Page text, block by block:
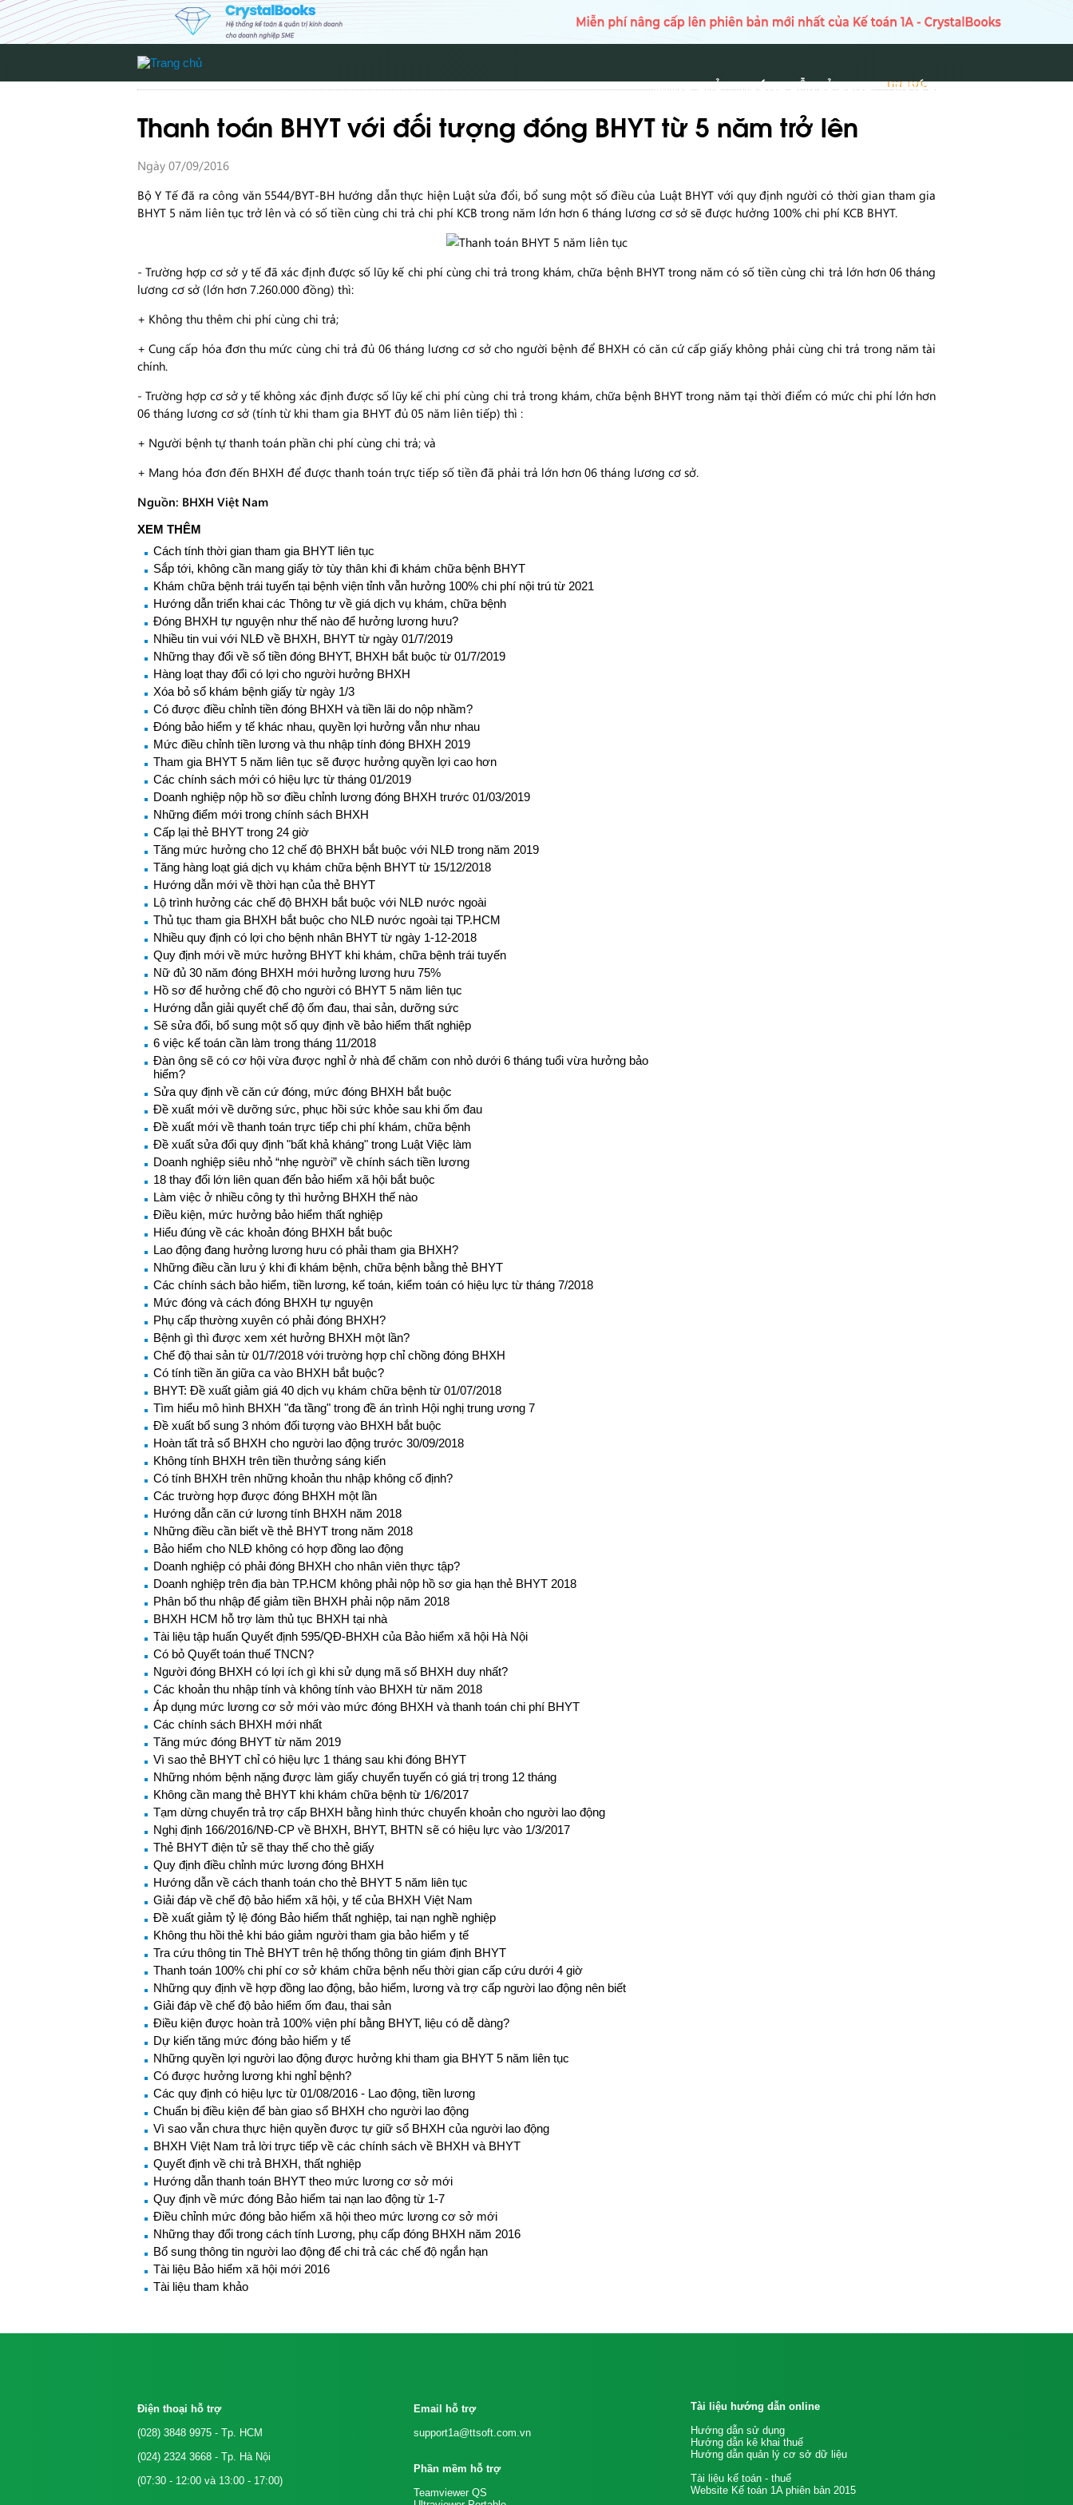
TRANG CHỦ HƯỚNG DẪN SỬ DỤNG TIN TỨC
TIN TỨC
Thanh toán BHYT với đối tượng đóng BHYT từ 5 năm trở lên
Ngày 07/09/2016
Bộ Y Tế đã ra công văn 5544/BYT-BH hướng dẫn thực hiện Luật sửa đổi, bổ sung một số điều của Luật BHYT với quy định người có thời gian tham gia
BHYT 5 năm liên tục trở lên và có số tiền cùng chi trả chi phí KCB trong năm lớn hơn 6 tháng lương cơ sở sẽ được hưởng 100% chi phí KCB BHYT.
- Trường hợp cơ sở y tế đã xác định được số lũy kế chi phí cùng chi trả trong khám, chữa bệnh BHYT trong năm có số tiền cùng chi trả lớn hơn 06 tháng
lương cơ sở (lớn hơn 7.260.000 đồng) thì:
+ Không thu thêm chi phí cùng chi trả;
+ Cung cấp hóa đơn thu mức cùng chi trả đủ 06 tháng lương cơ sở cho người bệnh để BHXH có căn cứ cấp giấy không phải cùng chi trả trong năm tài
chính.
- Trường hợp cơ sở y tế không xác định được số lũy kế chi phí cùng chi trả trong khám, chữa bệnh BHYT trong năm tại thời điểm có mức chi phí lớn hơn
06 tháng lương cơ sở (tính từ khi tham gia BHYT đủ 05 năm liên tiếp) thì :
+ Người bệnh tự thanh toán phần chi phí cùng chi trả; và
+ Mang hóa đơn đến BHXH để được thanh toán trực tiếp số tiền đã phải trả lớn hơn 06 tháng lương cơ sở.
Nguồn: BHXH Việt Nam
XEM THÊM
Cách tính thời gian tham gia BHYT liên tục
Sắp tới, không cần mang giấy tờ tùy thân khi đi khám chữa bệnh BHYT
Khám chữa bệnh trái tuyến tại bệnh viện tỉnh vẫn hưởng 100% chi phí nội trú từ 2021
Hướng dẫn triển khai các Thông tư về giá dịch vụ khám, chữa bệnh
Đóng BHXH tự nguyện như thế nào để hưởng lương hưu?
Nhiều tin vui với NLĐ về BHXH, BHYT từ ngày 01/7/2019
Những thay đổi về số tiền đóng BHYT, BHXH bắt buộc từ 01/7/2019
Hàng loạt thay đổi có lợi cho người hưởng BHXH
Xóa bỏ sổ khám bệnh giấy từ ngày 1/3
Có được điều chỉnh tiền đóng BHXH và tiền lãi do nộp nhầm?
Đóng bảo hiểm y tế khác nhau, quyền lợi hưởng vẫn như nhau
Mức điều chỉnh tiền lương và thu nhập tính đóng BHXH 2019
Tham gia BHYT 5 năm liên tục sẽ được hưởng quyền lợi cao hơn
Các chính sách mới có hiệu lực từ tháng 01/2019
Doanh nghiệp nộp hồ sơ điều chỉnh lương đóng BHXH trước 01/03/2019
Những điểm mới trong chính sách BHXH
Cấp lại thẻ BHYT trong 24 giờ
Tăng mức hưởng cho 12 chế độ BHXH bắt buộc với NLĐ trong năm 2019
Tăng hàng loạt giá dịch vụ khám chữa bệnh BHYT từ 15/12/2018
Hướng dẫn mới về thời hạn của thẻ BHYT
Lộ trình hưởng các chế độ BHXH bắt buộc với NLĐ nước ngoài
Thủ tục tham gia BHXH bắt buộc cho NLĐ nước ngoài tại TP.HCM
Nhiều quy định có lợi cho bệnh nhân BHYT từ ngày 1-12-2018
Quy định mới về mức hưởng BHYT khi khám, chữa bệnh trái tuyến
Nữ đủ 30 năm đóng BHXH mới hưởng lương hưu 75%
Hồ sơ để hưởng chế độ cho người có BHYT 5 năm liên tục
Hướng dẫn giải quyết chế độ ốm đau, thai sản, dưỡng sức
Sẽ sửa đổi, bổ sung một số quy định về bảo hiểm thất nghiệp
6 việc kế toán cần làm trong tháng 11/2018
Đàn ông sẽ có cơ hội vừa được nghỉ ở nhà để chăm con nhỏ dưới 6 tháng tuổi vừa hưởng bảo
hiểm?
Sửa quy định về căn cứ đóng, mức đóng BHXH bắt buộc
Đề xuất mới về dưỡng sức, phục hồi sức khỏe sau khi ốm đau
Đề xuất mới về thanh toán trực tiếp chi phí khám, chữa bệnh
Đề xuất sửa đổi quy định "bất khả kháng" trong Luật Việc làm
Doanh nghiệp siêu nhỏ “nhẹ người” về chính sách tiền lương
18 thay đổi lớn liên quan đến bảo hiểm xã hội bắt buộc
Làm việc ở nhiều công ty thì hưởng BHXH thế nào
Điều kiện, mức hưởng bảo hiểm thất nghiệp
Hiểu đúng về các khoản đóng BHXH bắt buộc
Lao động đang hưởng lương hưu có phải tham gia BHXH?
Những điều cần lưu ý khi đi khám bệnh, chữa bệnh bằng thẻ BHYT
Các chính sách bảo hiểm, tiền lương, kế toán, kiểm toán có hiệu lực từ tháng 7/2018
Mức đóng và cách đóng BHXH tự nguyện
Phụ cấp thường xuyên có phải đóng BHXH?
Bệnh gì thì được xem xét hưởng BHXH một lần?
Chế độ thai sản từ 01/7/2018 với trường hợp chỉ chồng đóng BHXH
Có tính tiền ăn giữa ca vào BHXH bắt buộc?
BHYT: Đề xuất giảm giá 40 dịch vụ khám chữa bệnh từ 01/07/2018
Tìm hiểu mô hình BHXH "đa tầng" trong đề án trình Hội nghị trung ương 7
Đề xuất bổ sung 3 nhóm đối tượng vào BHXH bắt buộc
Hoàn tất trả sổ BHXH cho người lao động trước 30/09/2018
Không tính BHXH trên tiền thưởng sáng kiến
Có tính BHXH trên những khoản thu nhập không cố định?
Các trường hợp được đóng BHXH một lần
Hướng dẫn căn cứ lương tính BHXH năm 2018
Những điều cần biết về thẻ BHYT trong năm 2018
Bảo hiểm cho NLĐ không có hợp đồng lao động
Doanh nghiệp có phải đóng BHXH cho nhân viên thực tập?
Doanh nghiệp trên địa bàn TP.HCM không phải nộp hồ sơ gia hạn thẻ BHYT 2018
Phân bổ thu nhập để giảm tiền BHXH phải nộp năm 2018
BHXH HCM hỗ trợ làm thủ tục BHXH tại nhà
Tài liệu tập huấn Quyết định 595/QĐ-BHXH của Bảo hiểm xã hội Hà Nội
Có bỏ Quyết toán thuế TNCN?
Người đóng BHXH có lợi ích gì khi sử dụng mã số BHXH duy nhất?
Các khoản thu nhập tính và không tính vào BHXH từ năm 2018
Áp dụng mức lương cơ sở mới vào mức đóng BHXH và thanh toán chi phí BHYT
Các chính sách BHXH mới nhất
Tăng mức đóng BHYT từ năm 2019
Vì sao thẻ BHYT chỉ có hiệu lực 1 tháng sau khi đóng BHYT
Những nhóm bệnh nặng được làm giấy chuyển tuyến có giá trị trong 12 tháng
Không cần mang thẻ BHYT khi khám chữa bệnh từ 1/6/2017
Tạm dừng chuyển trả trợ cấp BHXH bằng hình thức chuyển khoản cho người lao động
Nghị định 166/2016/NĐ-CP về BHXH, BHYT, BHTN sẽ có hiệu lực vào 1/3/2017
Thẻ BHYT điện tử sẽ thay thế cho thẻ giấy
Quy định điều chỉnh mức lương đóng BHXH
Hướng dẫn về cách thanh toán cho thẻ BHYT 5 năm liên tục
Giải đáp về chế độ bảo hiểm xã hội, y tế của BHXH Việt Nam
Đề xuất giảm tỷ lệ đóng Bảo hiểm thất nghiệp, tai nạn nghề nghiệp
Không thu hồi thẻ khi báo giảm người tham gia bảo hiểm y tế
Tra cứu thông tin Thẻ BHYT trên hệ thống thông tin giám định BHYT
Thanh toán 100% chi phí cơ sở khám chữa bệnh nếu thời gian cấp cứu dưới 4 giờ
Những quy định về hợp đồng lao động, bảo hiểm, lương và trợ cấp người lao động nên biết
Giải đáp về chế độ bảo hiểm ốm đau, thai sản
Điều kiện được hoàn trả 100% viện phí bằng BHYT, liệu có dễ dàng?
Dự kiến tăng mức đóng bảo hiểm y tế
Những quyền lợi người lao động được hưởng khi tham gia BHYT 5 năm liên tục
Có được hưởng lương khi nghỉ bệnh?
Các quy định có hiệu lực từ 01/08/2016 - Lao động, tiền lương
Chuẩn bị điều kiện để bàn giao sổ BHXH cho người lao động
Vì sao vẫn chưa thực hiện quyền được tự giữ sổ BHXH của người lao động
BHXH Việt Nam trả lời trực tiếp về các chính sách về BHXH và BHYT
Quyết định về chi trả BHXH, thất nghiệp
Hướng dẫn thanh toán BHYT theo mức lương cơ sở mới
Quy định về mức đóng Bảo hiểm tai nạn lao động từ 1-7
Điều chỉnh mức đóng bảo hiểm xã hội theo mức lương cơ sở mới
Những thay đổi trong cách tính Lương, phụ cấp đóng BHXH năm 2016
Bổ sung thông tin người lao động để chi trả các chế độ ngắn hạn
Tài liệu Bảo hiểm xã hội mới 2016
Tài liệu tham khảo
Điện thoại hỗ trợ
(028) 3848 9975 - Tp. HCM
(024) 2324 3668 - Tp. Hà Nội
(07:30 - 12:00 và 13:00 - 17:00)
Email hỗ trợ
support1a@ttsoft.com.vn
Phần mềm hỗ trợ
Teamviewer QS
Tài liệu hướng dẫn online
Hướng dẫn sử dụng
Hướng dẫn kê khai thuế
Hướng dẫn quản lý cơ sở dữ liệu
Tài liệu kế toán - thuế
Website Kế toán 1A phiên bản 2015